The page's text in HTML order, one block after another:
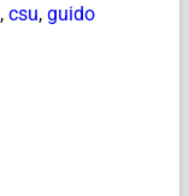
, csu, guido